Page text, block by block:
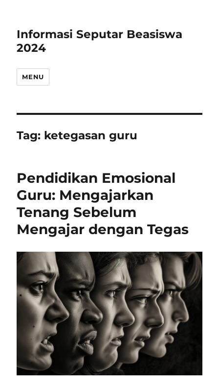
Informasi Seputar Beasiswa
2024
MENU
Tag: ketegasan guru
Pendidikan Emosional
Guru: Mengajarkan
Tenang Sebelum
Mengajar dengan Tegas